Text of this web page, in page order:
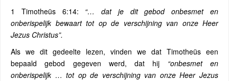
1 Timotheüs 6:14: “… dat je dit gebod onbesmet en
onberispelijk bewaart tot op de verschijning van onze Heer
Jezus Christus”.
Als we dit gedeelte lezen, vinden we dat Timotheüs een
bepaald gebod gegeven werd, dat hij “onbesmet en
onberispelijk … tot op de verschijning van onze Heer Jezus